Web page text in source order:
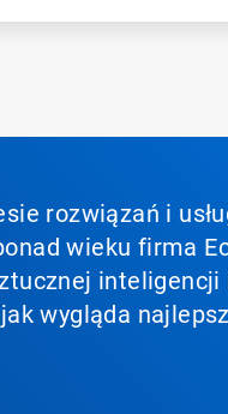
rozwiązań i
wieku firma
inteligencji
wygląda